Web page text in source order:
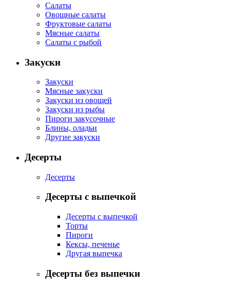
Салаты
Овощные салаты
Фруктовые салаты
Мясные салаты
Салаты с рыбой
Закуски
Закуски
Мясные закуски
Закуски из овощей
Закуски из рыбы
Пироги закусочные
Блины, оладьи
Другие закуски
Десерты
Десерты
Десерты с выпечкой
Десерты с выпечкой
Торты
Пироги
Кексы, печенье
Другая выпечка
Десерты без выпечки